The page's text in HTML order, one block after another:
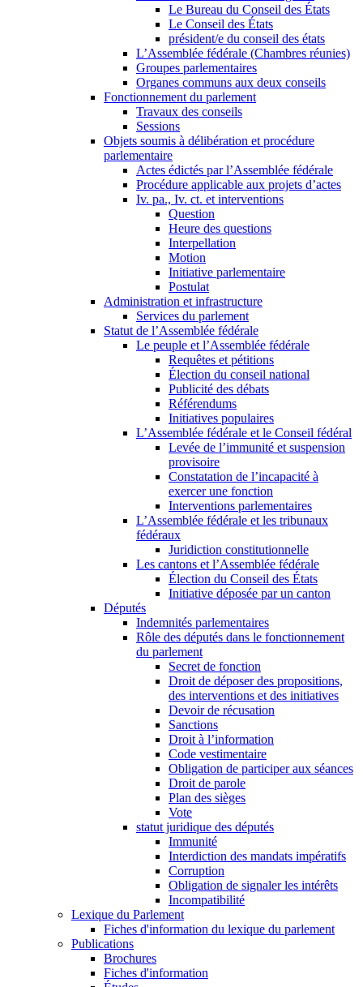
Le Bureau du Conseil des États
Le Conseil des États
président/e du conseil des états
L’Assemblée fédérale (Chambres réunies)
Groupes parlementaires
Organes communs aux deux conseils
Fonctionnement du parlement
Travaux des conseils
Sessions
Objets soumis à délibération et procédure
parlementaire
Actes édictés par l’Assemblée fédérale
Procédure applicable aux projets d’actes
Iv. pa., Iv. ct. et interventions
Question
Heure des questions
Interpellation
Motion
Initiative parlementaire
Postulat
Administration et infrastructure
Services du parlement
Statut de l’Assemblée fédérale
Le peuple et l’Assemblée fédérale
Requêtes et pétitions
Élection du conseil national
Publicité des débats
Référendums
Initiatives populaires
L’Assemblée fédérale et le Conseil fédéral
Levée de l’immunité et suspension
provisoire
Constatation de l’incapacité à
exercer une fonction
Interventions parlementaires
L’Assemblée fédérale et les tribunaux
fédéraux
Juridiction constitutionnelle
Les cantons et l’Assemblée fédérale
Élection du Conseil des États
Initiative déposée par un canton
Députés
Indemnités parlementaires
Rôle des députés dans le fonctionnement
du parlement
Secret de fonction
Droit de déposer des propositions,
des interventions et des initiatives
Devoir de récusation
Sanctions
Droit à l’information
Code vestimentaire
Obligation de participer aux séances
Droit de parole
Plan des sièges
Vote
statut juridique des députés
Immunité
Interdiction des mandats impératifs
Corruption
Obligation de signaler les intérêts
Incompatibilité
Lexique du Parlement
Fiches d'information du lexique du parlement
Publications
Brochures
Fiches d'information